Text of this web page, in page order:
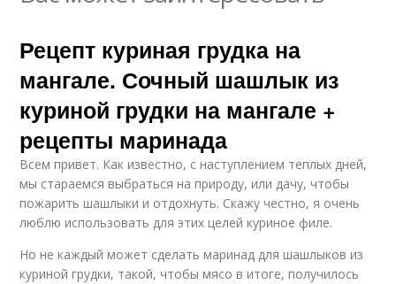
Рецепт куриная грудка на
мангале. Сочный шашлык из
куриной грудки на мангале +
рецепты маринада
Всем привет. Как известно, с наступлением теплых дней,
мы стараемся выбраться на природу, или дачу, чтобы
пожарить шашлыки и отдохнуть. Скажу честно, я очень
люблю использовать для этих целей куриное филе.
Но не каждый может сделать маринад для шашлыков из
куриной грудки, такой, чтобы мясо в итоге, получилось